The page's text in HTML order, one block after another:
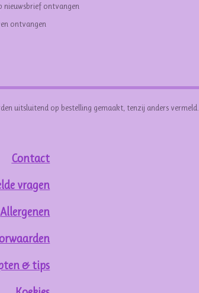
nieuwsbrief ontvangen
ontvangen
uitsluitend op bestelling gemaakt, tenzij anders vermeld.
Contact
vragen
Allergenen
& tips